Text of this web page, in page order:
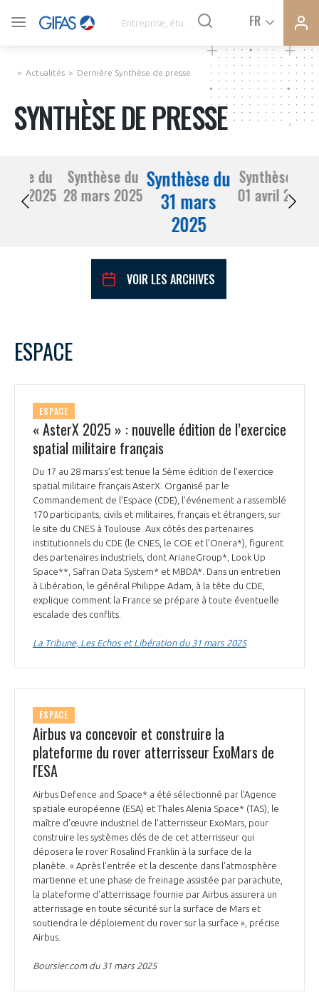
FR
SYNTHÈSE DE PRESSE
COMMUNIQUÉS DE PRESSE
PRÉSENTATION
NOTRE VISION
NOS MISSIONS
NOTRE HISTOIRE
ORGANISATION
LE CONSEIL DU GIFAS
L’ÉQUIPE DU GIFAS
NOS RÉSEAUX À L'INTERNATIONAL
FONCTIONNEMENT
GEADS
COMITÉ AERO PME
STARTAIR
COMMISSIONS ET COMITÉS
ACCOMPAGNEMENT DE NOS ADHÉRENTS
LES PROGRAMMES DU GIFAS
UN ÉCOSYSTÈME INTÉGRÉ ET COHÉRENT
LA MÉDIATION
MÉDIATION ET CHARTE D’ENGAGEMENT SUR LES RELATIONS ENTRE
LA MÉDIATION AU-DELÀ DE LA FILIÈRE AÉRONAUTIQUE ET SPATIALE
PRENDRE CONTACT AVEC LE MÉDIATEUR DE LA FILIÈRE
L'OBSERVATOIRE
CHIFFRES CLÉS
LES ENJEUX
COMPÉTITIVITÉ
EMPLOI & FORMATION
ENVIRONNEMENT
INNOVATION
LES PUBLICATIONS
DOCUMENTS & BROCHURES
RAPPORTS D'ACTIVITÉS
Actualités Dernière Synthèse de presse
SYNTHÈSE DE PRESSE
du
27 mars 2025
Synthèse du
28 mars 2025
Synthèse du
31 mars
2025
Synthèse du
01 avril 2025
VOIR LES ARCHIVES
1
2
10
13 14
31
ESPACE
ESPACE
« AsterX 2025 » : nouvelle édition de l’exercice
spatial militaire français
Du 17 au 28 mars s’est tenue la 5ème édition de l’exercice
spatial militaire français AsterX. Organisé par le
Commandement de l’Espace (CDE), l’événement a rassemblé
170 participants, civils et militaires, français et étrangers, sur
le site du CNES à Toulouse. Aux côtés des partenaires
institutionnels du CDE (le CNES, le COE et l’Onera*), figurent
des partenaires industriels, dont ArianeGroup*, Look Up
Space**, Safran Data System* et MBDA*. Dans un entretien
à Libération, le général Philippe Adam, à la tête du CDE,
explique comment la France se prépare à toute éventuelle
escalade des conflits.
La Tribune, Les Echos et Libération du 31 mars 2025
ESPACE
Airbus va concevoir et construire la
plateforme du rover atterrisseur ExoMars de
l'ESA
Airbus Defence and Space* a été sélectionné par l'Agence
spatiale européenne (ESA) et Thales Alenia Space* (TAS), le
maître d'œuvre industriel de l'atterrisseur ExoMars, pour
construire les systèmes clés de de cet atterrisseur qui
déposera le rover Rosalind Franklin à la surface de la
planète. « Après l'entrée et la descente dans l'atmosphère
martienne et une phase de freinage assistée par parachute,
la plateforme d'atterrissage fournie par Airbus assurera un
atterrissage en toute sécurité sur la surface de Mars et
soutiendra le déploiement du rover sur la surface », précise
Airbus.
Boursier.com du 31 mars 2025
VOUS ÊTES ADHÉRENTS
PAS ENCORE ADHÉRENT ?
Rejoignez une filière d’excellence et développez
Découvrez les avantages d'adhérer au GIFAS.
programmes ...
DEMANDE D’ADHÉSION
Avez-vous un statut de droit français ?